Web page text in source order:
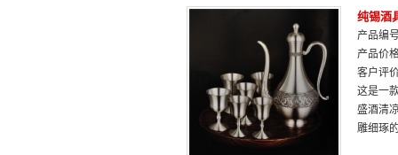
纯锡酒
产品编
产品价
客户评
这是一
盛酒清
雕细琢